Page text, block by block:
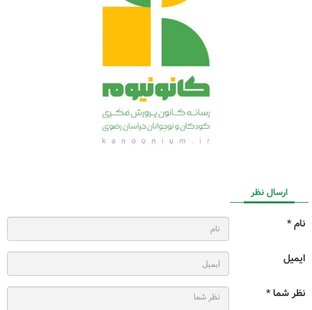
ارسال نظر
نام *
ایمیل
نظر شما *